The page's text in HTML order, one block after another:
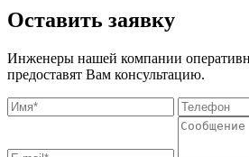
Оставить заявку
Инженеры нашей компании
предоставят Вам консультацию.